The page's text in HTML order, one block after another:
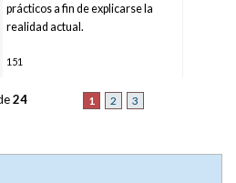
prácticos a fin de explicarse la
realidad actual.
151
1 2 3
24